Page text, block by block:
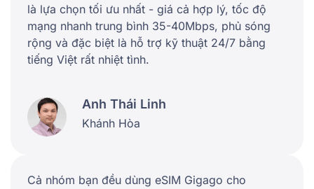
là lựa chọn tối ưu nhất - giá cả hợp lý, tốc độ
mạng nhanh trung bình 35-40Mbps, phủ sóng
rộng và đặc biệt là hỗ trợ kỹ thuật 24/7 bằng
tiếng Việt rất nhiệt tình.
Anh Thái Linh
Khánh Hòa
Cả nhóm bạn đều dùng eSIM Gigago cho